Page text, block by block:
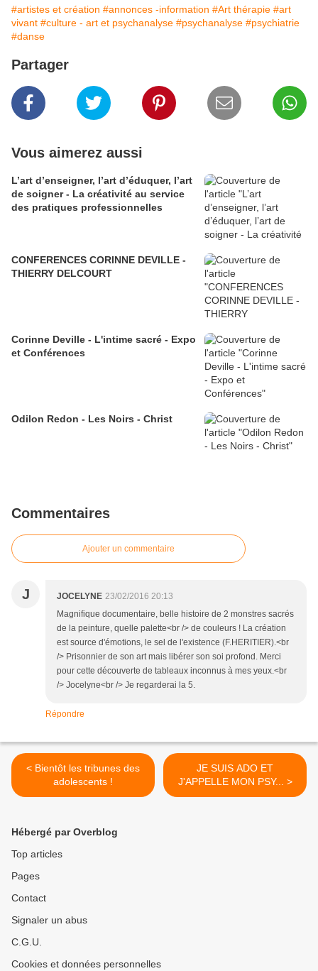
#artistes et création #annonces -information #Art thérapie #art
vivant #culture - art et psychanalyse #psychanalyse #psychiatrie
#danse
Partager
Vous aimerez aussi
L’art d’enseigner, l’art d’éduquer, l’art
de soigner - La créativité au service
des pratiques professionnelles
CONFERENCES CORINNE DEVILLE -
THIERRY DELCOURT
Corinne Deville - L'intime sacré - Expo
et Conférences
Odilon Redon - Les Noirs - Christ
Commentaires
Ajouter un commentaire
J JOCELYNE 23/02/2016 20:13
Magnifique documentaire, belle histoire de 2 monstres sacrés
de la peinture, quelle palette<br /> de couleurs ! La création
est source d'émotions, le sel de l'existence (F.HERITIER).<br
/> Prisonnier de son art mais libérer son soi profond. Merci
pour cette découverte de tableaux inconnus à mes yeux.<br
/> Jocelyne<br /> Je regarderai la 5.
Répondre
< Bientôt les tribunes des
adolescents !
JE SUIS ADO ET
J'APPELLE MON PSY... >
Hébergé par Overblog
Top articles
Pages
Contact
Signaler un abus
C.G.U.
Cookies et données personnelles